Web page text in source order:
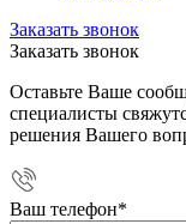
Заказать звонок
Заказать звонок
Оставьте Ваше
специалисты
решения Вашего
Ваш телефон*